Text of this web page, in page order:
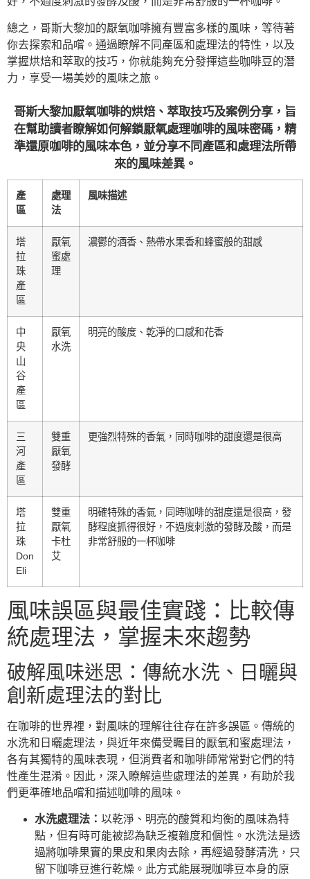
總之，哥斯大黎加的厭氧咖啡擁有豐富多樣的風味，等待著
你去探索和品嚐。通過瞭解不同產區和處理法的特性，以及
掌握烘焙和萃取的技巧，你就能夠充分發揮這些咖啡豆的潛
力，享受一場美妙的風味之旅。
哥斯大黎加厭氧咖啡的烘焙、萃取技巧及案例分享，旨
在幫助讀者瞭解如何解鎖厭氧處理咖啡的風味密碼，精
準還原咖啡的風味本色，並分享不同產區和處理法所帶
來的風味差異。
產
區
處理
法
風味描述
塔
拉
珠
產
區
厭氧
蜜處
理
濃鬱的酒香、熱帶水果香和蜂蜜般的甜感
中
央
山
谷
產
區
厭氧
水洗
明亮的酸度、乾淨的口感和花香
三
河
產
區
雙重
厭氧
發酵
更強烈特殊的香氣，同時咖啡的甜度還是很高
塔
拉
珠
Don
Eli
雙重
厭氧
卡杜
艾
明確特殊的香氣，同時咖啡的甜度還是很高，發
酵程度抓得很好，不過度刺激的發酵及酸，而是
非常舒服的一杯咖啡
風味誤區與最佳實踐：比較傳
統處理法，掌握未來趨勢
破解風味迷思：傳統水洗、日曬與
創新處理法的對比
在咖啡的世界裡，對風味的理解往往存在許多誤區。傳統的
水洗和日曬處理法，與近年來備受矚目的厭氧和蜜處理法，
各有其獨特的風味表現，但消費者和咖啡師常常對它們的特
性產生混淆。因此，深入瞭解這些處理法的差異，有助於我
們更準確地品嚐和描述咖啡的風味。
水洗處理法： 以乾淨、明亮的酸質和均衡的風味為特
點，但有時可能被認為缺乏複雜度和個性。水洗法是透
過將咖啡果實的果皮和果肉去除，再經過發酵清洗，只
留下咖啡豆進行乾燥。此方式能展現咖啡豆本身的原